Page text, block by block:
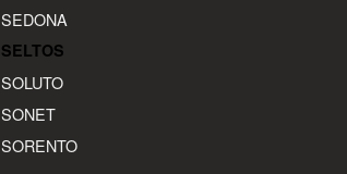
SEDONA
SELTOS
SOLUTO
SONET
SORENTO